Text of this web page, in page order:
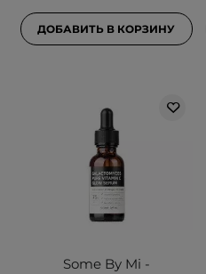
ДОБАВИТЬ В КОРЗИНУ
Some By Mi -